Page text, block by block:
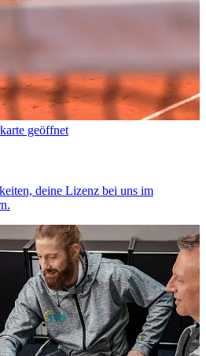
geöffnet
deine Lizenz bei uns im